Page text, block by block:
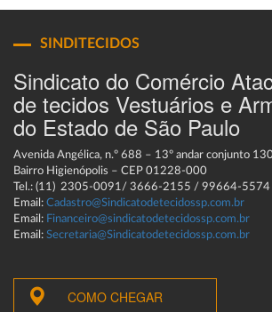
SINDITECIDOS
Sindicato do Comércio
de tecidos Vestuários e
do Estado de São Paulo
Avenida Angélica, n.º 688 – 13º andar conjunto
Bairro Higienópolis – CEP 01228-000
Tel.: (11) 2305-0091/ 3666-2155 / 99664-5574
Email: Cadastro@Sindicatodetecidossp.com.br
Email: Financeiro@sindicatodetecidossp.com.br
Email: Secretaria@Sindicatodetecidossp.com.br
COMO CHEGAR